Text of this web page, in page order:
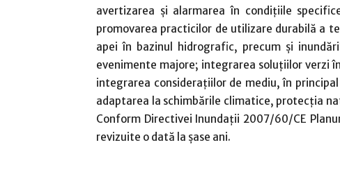
avertizarea şi alarmarea în condiţiile
promovarea practicilor de utilizare durabilă a
apei în bazinul hidrografic, precum şi
evenimente majore; integrarea soluțiilor verzi
integrarea consideraţiilor de mediu, în
adaptarea la schimbările climatice, protecţia
Conform Directivei Inundații 2007/60/CE
revizuite o dată la șase ani.